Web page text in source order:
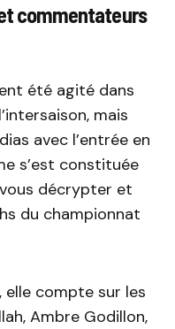
commentateurs
été agité dans
mais
avec l’entrée en
s’est constituée
décrypter et
du championnat
compte sur les
Ambre Godillon,